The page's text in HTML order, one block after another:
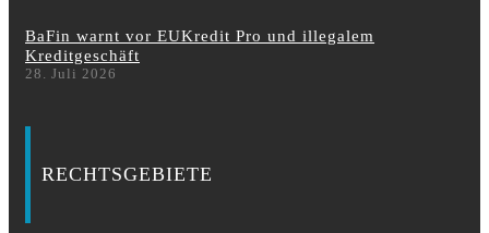
BaFin warnt vor EUKredit Pro und illegalem
Kreditgeschäft
28. Juli 2026
RECHTSGEBIETE